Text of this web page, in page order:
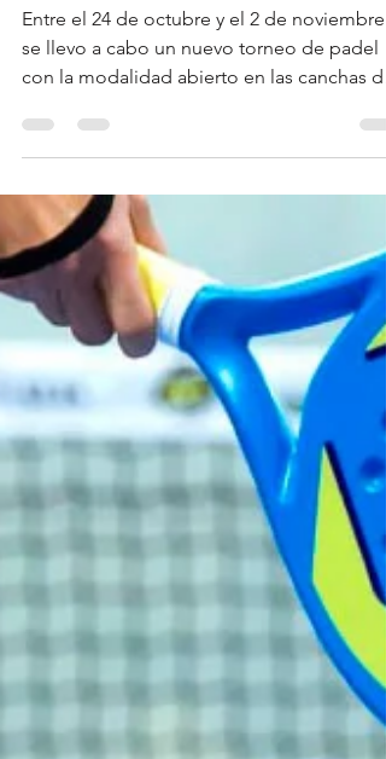
Agro
Entre el 24 de octubre y el 2 de noviembre
con la modalidad abierto en las canchas
Coronel...